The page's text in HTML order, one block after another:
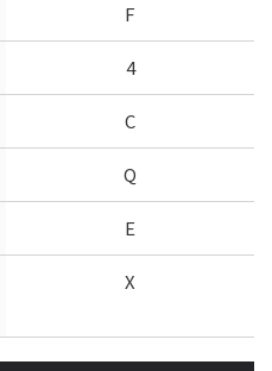
F
4
C
Q
E
X